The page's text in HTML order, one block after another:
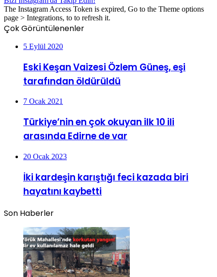
The Instagram Access Token is expired, Go to the Theme options
page > Integrations, to to refresh it.
Çok Görüntülenenler
5 Eylül 2020
Eski Keşan Vaizesi Özlem Güneş, eşi
tarafından öldürüldü
7 Ocak 2021
Türkiye’nin en çok okuyan ilk 10 ili
arasında Edirne de var
20 Ocak 2023
İki kardeşin karıştığı feci kazada biri
hayatını kaybetti
Son Haberler